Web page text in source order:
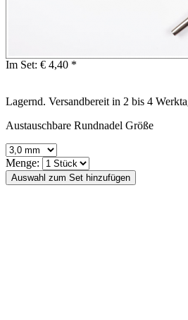
Im Set: € 4,40 *
Lagernd. Versandbereit in 2 bis 4
Austauschbare Rundnadel Größe
Menge: